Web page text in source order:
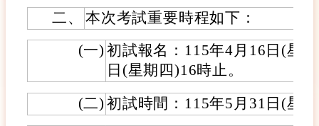
二、
本次考試重要時程如下：
(一) 初試報名：115年4月16日(星
日(星期四)16時止。
(二) 初試時間：115年5月31日(星